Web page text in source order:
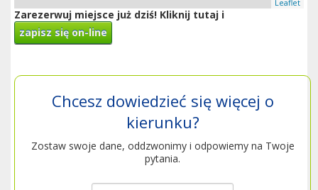
Leaflet
Zarezerwuj miejsce już dziś! Kliknij tutaj i
zapisz się on-line
Chcesz dowiedzieć się więcej o
kierunku?
Zostaw swoje dane, oddzwonimy i odpowiemy na Twoje
pytania.